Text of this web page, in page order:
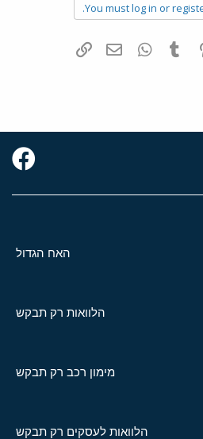
You must log in or
Pinterest
Tumblr
WhatsAppדואר אלקטרוני
האח הגדול
הלוואות רק תבקש
מימון רכב רק תבקש
הלוואות לעסקים רק תבקש